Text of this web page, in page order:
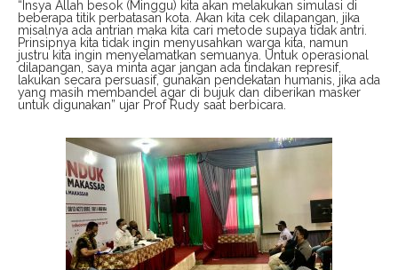
“Insya Allah besok (Minggu) kita akan melakukan simulasi di
beberapa titik perbatasan kota. Akan kita cek dilapangan, jika
misalnya ada antrian maka kita cari metode supaya tidak antri.
Prinsipnya kita tidak ingin menyusahkan warga kita, namun
justru kita ingin menyelamatkan semuanya. Untuk operasional
dilapangan, saya minta agar jangan ada tindakan represif,
lakukan secara persuasif, gunakan pendekatan humanis, jika ada
yang masih membandel agar di bujuk dan diberikan masker
untuk digunakan” ujar Prof Rudy saat berbicara.